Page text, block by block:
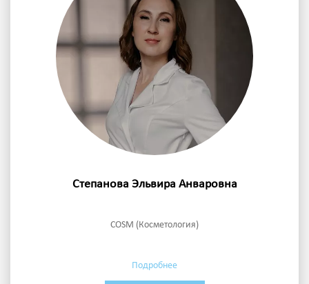
Степанова Эльвира Анваровна
COSM (Косметология)
Подробнее